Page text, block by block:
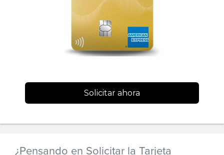
Solicitar ahora
¿Pensando en Solicitar la Tarjeta